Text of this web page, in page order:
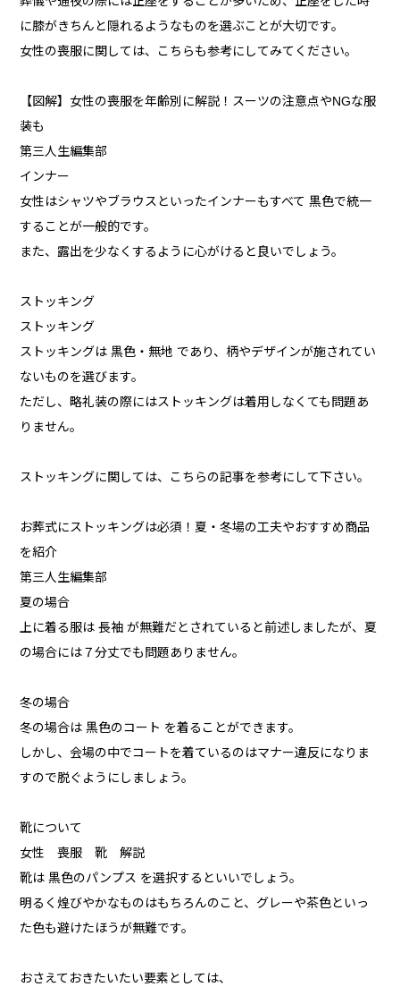
に膝がきちんと隠れるようなものを選ぶことが大切です。
女性の喪服に関しては、こちらも参考にしてみてください。
【図解】女性の喪服を年齢別に解説！スーツの注意点やNGな服
装も
第三人生編集部
インナー
女性はシャツやブラウスといったインナーもすべて 黒色で統一
することが一般的です。
また、露出を少なくするように心がけると良いでしょう。
ストッキング
ストッキング
ストッキングは 黒色・無地 であり、柄やデザインが施されてい
ないものを選びます。
ただし、略礼装の際にはストッキングは着用しなくても問題あ
りません。
ストッキングに関しては、こちらの記事を参考にして下さい。
お葬式にストッキングは必須！夏・冬場の工夫やおすすめ商品
を紹介
第三人生編集部
夏の場合
上に着る服は 長袖 が無難だとされていると前述しましたが、夏
の場合には７分丈でも問題ありません。
冬の場合
冬の場合は 黒色のコート を着ることができます。
しかし、会場の中でコートを着ているのはマナー違反になりま
すので脱ぐようにしましょう。
靴について
女性 喪服 靴 解説
靴は 黒色のパンプス を選択するといいでしょう。
明るく煌びやかなものはもちろんのこと、グレーや茶色といっ
た色も避けたほうが無難です。
おさえておきたいたい要素としては、